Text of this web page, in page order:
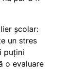
școlar:
un stres
puțini
o evaluare